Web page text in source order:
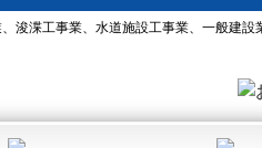
浚渫工事業、水道施設工事業、一般建